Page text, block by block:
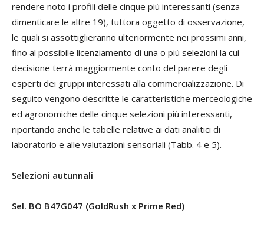
rendere noto i profili delle cinque più interessanti (senza
dimenticare le altre 19), tuttora oggetto di osservazione,
le quali si assottiglieranno ulteriormente nei prossimi anni,
fino al possibile licenziamento di una o più selezioni la cui
decisione terrà maggiormente conto del parere degli
esperti dei gruppi interessati alla commercializzazione. Di
seguito vengono descritte le caratteristiche merceologiche
ed agronomiche delle cinque selezioni più interessanti,
riportando anche le tabelle relative ai dati analitici di
laboratorio e alle valutazioni sensoriali (Tabb. 4 e 5).
Selezioni autunnali
Sel. BO B47G047 (GoldRush x Prime Red)